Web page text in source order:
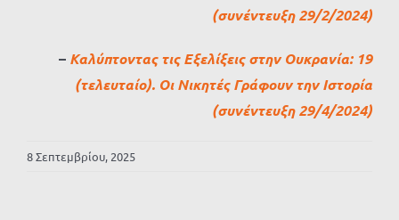
(συνέντευξη 29/2/2024)
– Καλύπτοντας τις Εξελίξεις στην Ουκρανία: 19
(τελευταίο). Οι Νικητές Γράφουν την Ιστορία
(συνέντευξη 29/4/2024)
8 Σεπτεμβρίου, 2025